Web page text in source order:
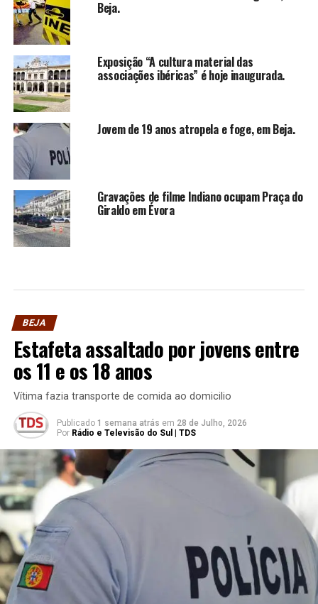
Beja.
Exposição “A cultura material das
associações ibéricas” é hoje inaugurada.
Jovem de 19 anos atropela e foge, em Beja.
Gravações de filme Indiano ocupam Praça do
Giraldo em Évora
BEJA
Estafeta assaltado por jovens entre
os 11 e os 18 anos
Vítima fazia transporte de comida ao domicilio
Publicado 1 semana atrás em 28 de Julho, 2026
Por Rádio e Televisão do Sul | TDS